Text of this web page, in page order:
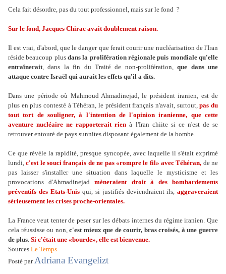
Cela fait désordre, pas du tout professionnel, mais sur le fond ?
Sur le fond, Jacques Chirac avait doublement raison.
Il est vrai, d'abord, que le danger que ferait courir une nucléarisation de l'Iran
réside beaucoup plusdans la prolifération régionale puis mondiale qu'elle
entraînerait, dans la fin du Traité de non-prolifération,que dans une
attaque contre Israël qui aurait les effets qu'il a dits.
Dans une période où Mahmoud Ahmadinejad, le président iranien, est de
plus en plus contesté à Téhéran, le président français n'avait, surtout,pas du
tout tort de souligner, à l'intention de l'opinion iranienne, que cette
aventure nucléaire ne rapporterait rien à l'Iran chiite si ce n'est de se
retrouver entouré de pays sunnites disposant également de la bombe.
Ce que révèle la rapidité, presque syncopée, avec laquelle il s'était exprimé
lundi,c'est le souci français de ne pas «rompre le fil» avec Téhéran, de ne
pas laisser s'installer une situation dans laquelle le mysticisme et les
provocations d'Ahmadinejadmèneraient droit à des bombardements
préventifs des Etats-Unis qui, si justifiés deviendraient-ils, aggraveraient
sérieusement les crises proche-orientales.
La France veut tenter de peser sur les débats internes du régime iranien. Que
cela réussisse ou non,c'est mieux que de courir, bras croisés, à une guerre
de plus. Si c'était une «bourde», elle est bienvenue.
Sources Le Temps
Posté par Adriana Evangelizt